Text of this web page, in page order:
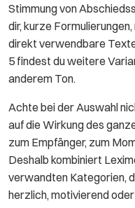
Stimmung von
dir, kurze
direkt verwendbare
5 findest du weitere
anderem Ton.
Achte bei der Auswahl
auf die Wirkung des
zum Empfänger, zum
Deshalb kombiniert
verwandten Kategorien,
herzlich, motivierend